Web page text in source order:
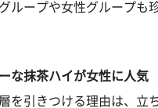
ループや女性グループも
な抹茶ハイが女性に人気
を引きつける理由は、立